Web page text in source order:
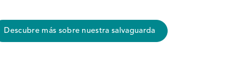
Descubre más sobre nuestra salvaguarda